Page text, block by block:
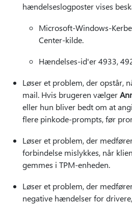
hændelseslogposter vises
Microsoft-Windows-
Center-kilde.
Hændelses-id'er 4933,
Løser et problem, der opstår,
mail. Hvis brugeren vælger
eller hun bliver bedt om at
flere pinkode-prompts, før
Løser et problem, der
forbindelse mislykkes, når
gemmes i TPM-enheden.
Løser et problem, der
negative hændelser for